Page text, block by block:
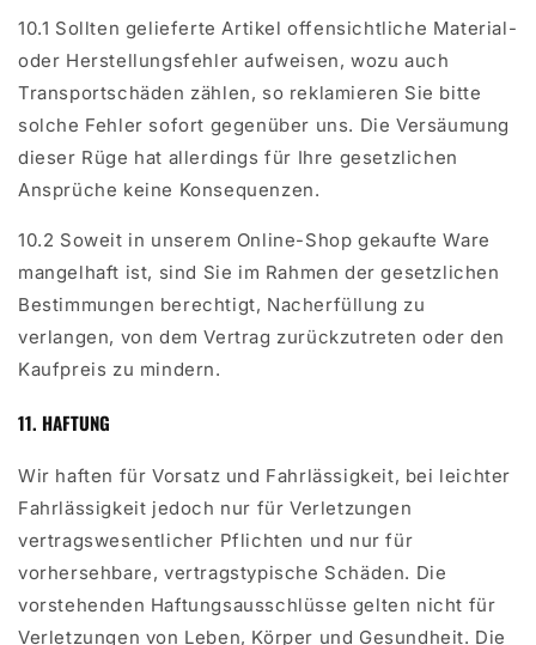
10.1 Sollten gelieferte Artikel offensichtliche Material-
oder Herstellungsfehler aufweisen, wozu auch
Transportschäden zählen, so reklamieren Sie bitte
solche Fehler sofort gegenüber uns. Die Versäumung
dieser Rüge hat allerdings für Ihre gesetzlichen
Ansprüche keine Konsequenzen.
10.2 Soweit in unserem Online-Shop gekaufte Ware
mangelhaft ist, sind Sie im Rahmen der gesetzlichen
Bestimmungen berechtigt, Nacherfüllung zu
verlangen, von dem Vertrag zurückzutreten oder den
Kaufpreis zu mindern.
11. HAFTUNG
Wir haften für Vorsatz und Fahrlässigkeit, bei leichter
Fahrlässigkeit jedoch nur für Verletzungen
vertragswesentlicher Pflichten und nur für
vorhersehbare, vertragstypische Schäden. Die
vorstehenden Haftungsausschlüsse gelten nicht für
Verletzungen von Leben, Körper und Gesundheit. Die